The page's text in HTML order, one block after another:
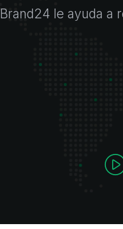
Brand24 le ayuda a